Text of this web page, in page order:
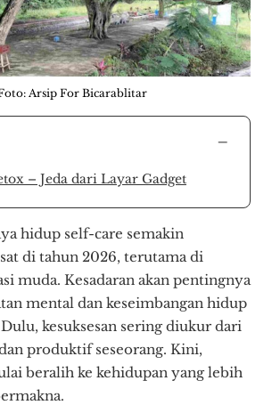
Arsip For Bicarablitar
−
– Jeda dari Layar Gadget
hidup self-care semakin
di tahun 2026, terutama di
muda. Kesadaran akan pentingnya
mental dan keseimbangan hidup
kesuksesan sering diukur dari
produktif seseorang. Kini,
beralih ke kehidupan yang lebih